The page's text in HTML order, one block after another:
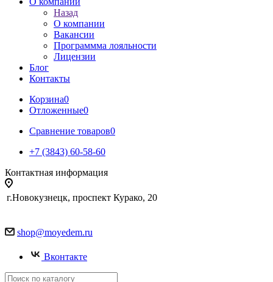
Назад
О компании
Вакансии
Программма лояльности
Лицензии
Блог
Контакты
Корзина0
Отложенные0
Сравнение товаров0
+7 (3843) 60-58-60
Контактная информация
г.Новокузнецк, проспект Курако, 20
shop@moyedem.ru
Вконтакте